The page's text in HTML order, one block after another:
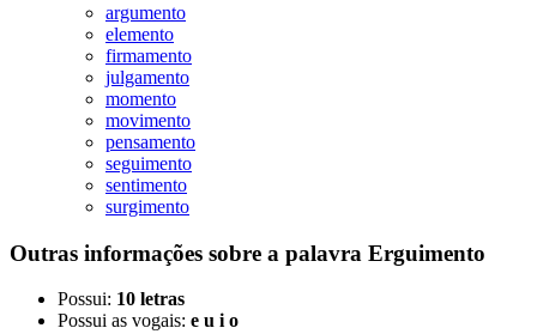
argumento
elemento
firmamento
julgamento
momento
movimento
pensamento
seguimento
sentimento
surgimento
Outras informações sobre a palavra Erguimento
Possui: 10 letras
Possui as vogais: e u i o